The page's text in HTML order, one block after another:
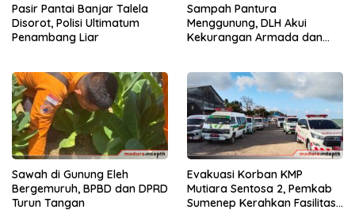
Pasir Pantai Banjar Talela
Disorot, Polisi Ultimatum
Penambang Liar
Sampah Pantura
Menggunung, DLH Akui
Kekurangan Armada dan
Sawah di Gunung Eleh
Bergemuruh, BPBD dan DPRD
Turun Tangan
Evakuasi Korban KMP
Mutiara Sentosa 2, Pemkab
Sumenep Kerahkan Fasilitas